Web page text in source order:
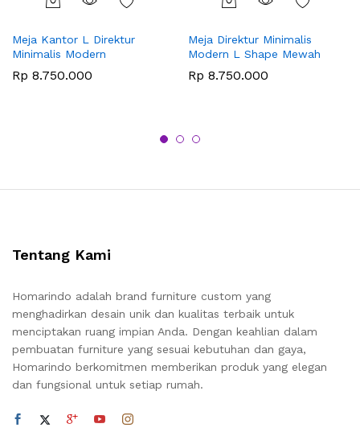
Meja Kantor L Direktur
Minimalis Modern
Rp 8.750.000
Meja Direktur Minimalis
Modern L Shape Mewah
Rp 8.750.000
Tentang Kami
Homarindo adalah brand furniture custom yang
menghadirkan desain unik dan kualitas terbaik untuk
menciptakan ruang impian Anda. Dengan keahlian dalam
pembuatan furniture yang sesuai kebutuhan dan gaya,
Homarindo berkomitmen memberikan produk yang elegan
dan fungsional untuk setiap rumah.